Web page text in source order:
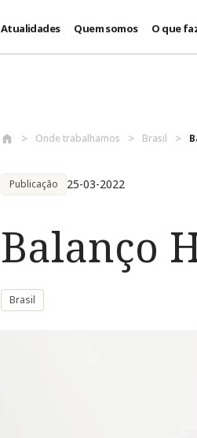
Atualidades Quem somos O que
Onde trabalhamos Brasil
Publicação 25-03-2022
Balanço
Brasil